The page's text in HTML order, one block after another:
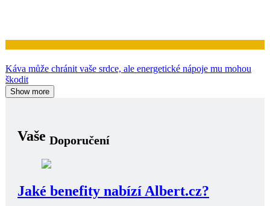
Káva může chránit vaše srdce, ale energetické nápoje mu mohou
škodit
Show more
Vaše Doporučení
Jaké benefity nabízí Albert.cz?